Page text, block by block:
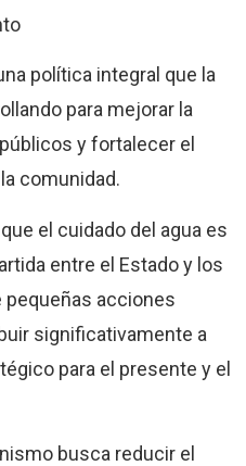
política integral que la
para mejorar la
y fortalecer el
comunidad.
el cuidado del agua es
entre el Estado y los
pequeñas acciones
significativamente a
para el presente y el
busca reducir el